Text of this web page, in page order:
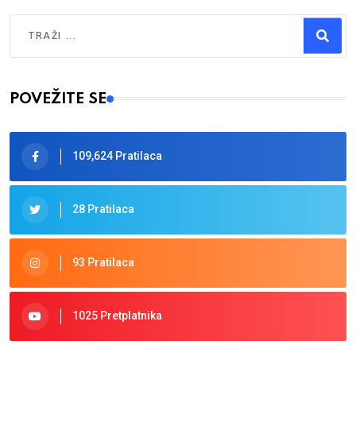
Type 2 or more characters for results.
POVEŽITE SE
109,624 Pratilaca
28 Pratilaca
93 Pratilaca
1025 Pretplatnika